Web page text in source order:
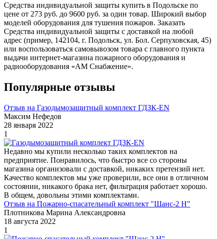
Средства индивидуальной защиты купить в Подольске по
цене от 273 руб. до 9600 руб. за один товар. Широкий выбор
моделей оборудования для тушения пожаров. Заказать
Средства индивидуальной защиты с доставкой на любой
адрес (пример, 142104, г. Подольск, ул. Бол. Серпуховская, 45)
или воспользоваться самовывозом товара с главного пункта
выдачи интернет-магазина пожарного оборудования и
радиооборудования «АМ Снабжение».
Популярные отзывы
Отзыв на Газодымозащитный комплект ГДЗК-EN
Максим Нефедов
28 января 2022
1
Недавно мы купили несколько таких комплектов на
предприятие. Понравилось, что быстро все со стороны
магазина организовали с доставкой, никаких претензий нет.
Качество комплектов мы уже проверили, все они в отличном
состоянии, никакого брака нет, фильтрация работает хорошо.
В общем, довольны этими комплектами.
Отзыв на Пожарно-спасательный комплект "Шанс-2 Н"
Плотникова Марина Александровна
18 августа 2022
1